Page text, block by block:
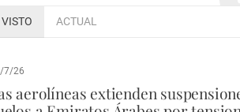
VISTO ACTUAL
7/26
aerolíneas extienden